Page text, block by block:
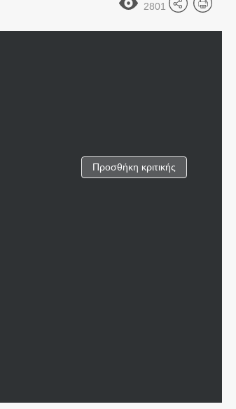
2801
Προσθήκη κριτικής